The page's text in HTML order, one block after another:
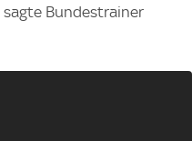
Bundestrainer